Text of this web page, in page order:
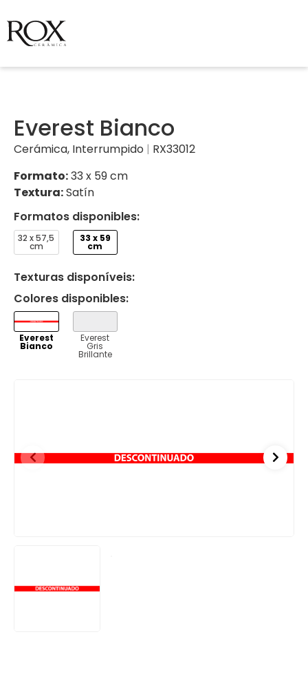
Everest Bianco
Cerámica, Interrumpido | RX33012
Formato:33 x 59 cm
Textura:Satín
Formatos disponibles:
32 x 57,5
​​cm
33 x 59
cm
Texturas disponíveis:
Colores disponibles:
VER
Everest
Bianco
Everest
Gris
Brillante